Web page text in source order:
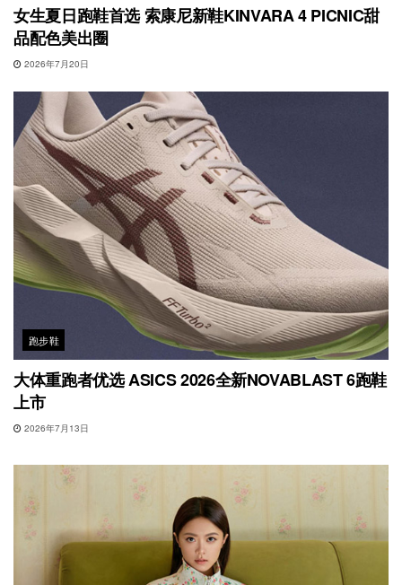
女生夏日跑鞋首选 索康尼新鞋KINVARA 4 PICNIC甜
品配色美出圈
2026年7月20日
跑步鞋
大体重跑者优选 ASICS 2026全新NOVABLAST 6跑鞋
上市
2026年7月13日